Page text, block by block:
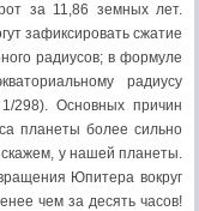
за 11,86 земных лет.
зафиксировать сжатие
радиусов; в формуле
радиусу
298). Основных причин
планеты более сильно
скажем, у нашей планеты.
Юпитера вокруг
чем за десять часов!